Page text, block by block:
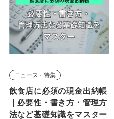
ニュース・特集
飲食店に必須の現金出納帳
｜必要性・書き方・管理方
法など基礎知識をマスター